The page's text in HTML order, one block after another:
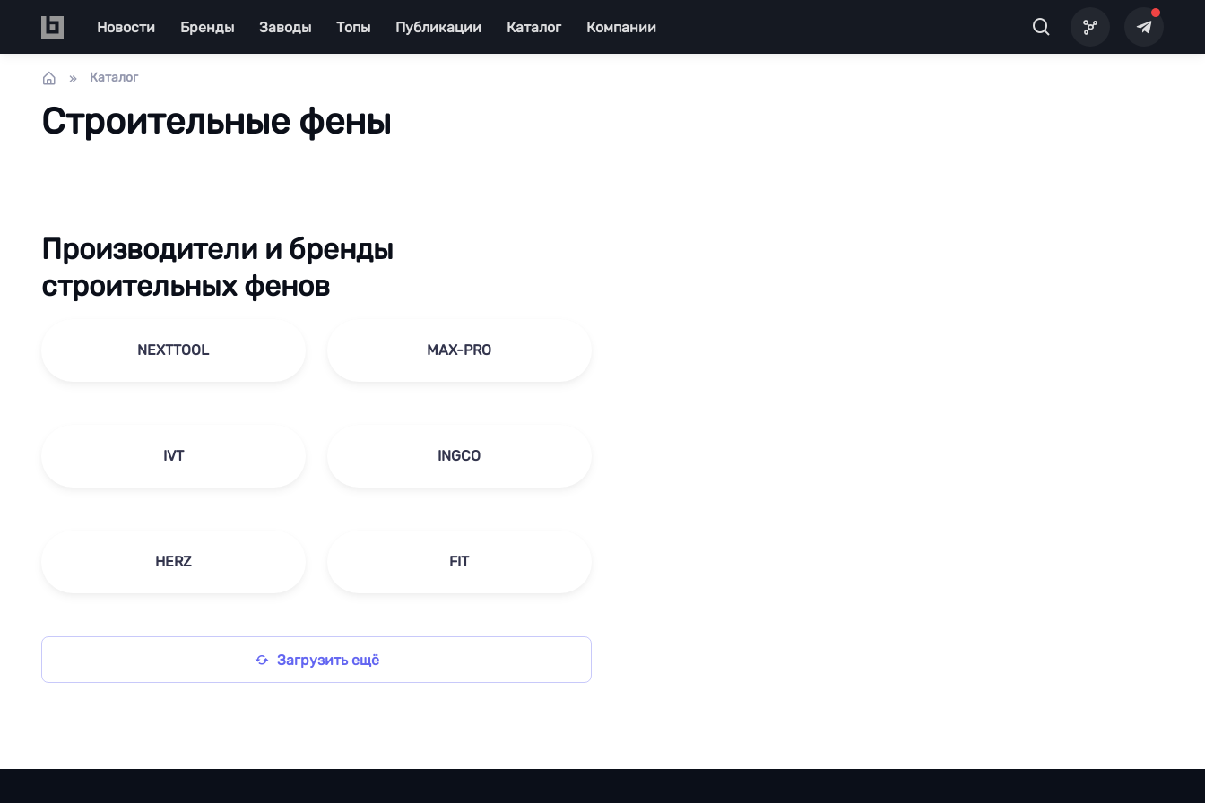
Main navigation
Новости Бренды Заводы Топы Публикации Каталог Компании
Каталог
Строительные фены
Производители и бренды
строительных фенов
NEXTTOOL MAX-PRO
IVT INGCO
HERZ FIT
Загрузить ещё